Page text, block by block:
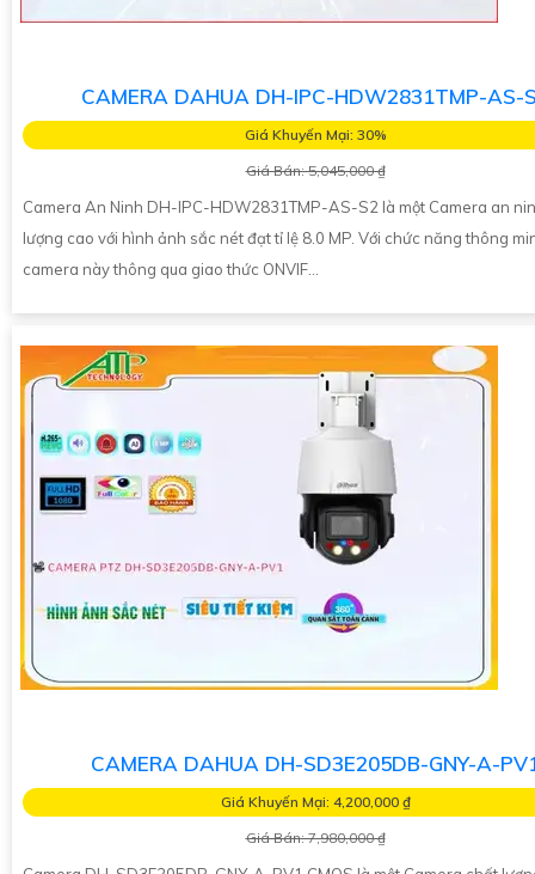
CAMERA DAHUA DH-IPC-HDW2831TMP-AS-
Giá Khuyến Mại: 30%
Giá Bán: 5,045,000 ₫
Camera An Ninh DH-IPC-HDW2831TMP-AS-S2 là một Camera an
lượng cao với hình ảnh sắc nét đạt tỉ lệ 8.0 MP. Với chức năng thông
camera này thông qua giao thức ONVIF...
CAMERA DAHUA DH-SD3E205DB-GNY-A-
Giá Khuyến Mại: 4,200,000 ₫
Giá Bán: 7,980,000 ₫